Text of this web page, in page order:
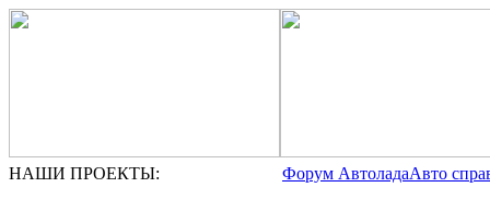
НАШИ ПРОЕКТЫ: Форум АвтоладаАвто